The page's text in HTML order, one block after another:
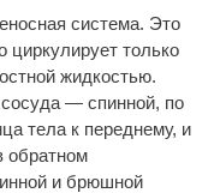
система. Это
циркулирует только
жидкостью.
— спинной, по
тела к переднему, и
обратном
и брюшной